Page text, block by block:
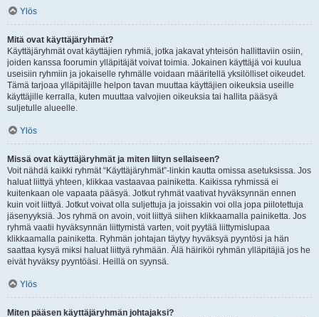
Ylös
Mitä ovat käyttäjäryhmät?
Käyttäjäryhmät ovat käyttäjien ryhmiä, jotka jakavat yhteisön hallittaviin osiin,
joiden kanssa foorumin ylläpitäjät voivat toimia. Jokainen käyttäjä voi kuulua
useisiin ryhmiin ja jokaiselle ryhmälle voidaan määritellä yksilölliset oikeudet.
Tämä tarjoaa ylläpitäjille helpon tavan muuttaa käyttäjien oikeuksia useille
käyttäjille kerralla, kuten muuttaa valvojien oikeuksia tai hallita pääsyä
suljetulle alueelle.
Ylös
Missä ovat käyttäjäryhmät ja miten liityn sellaiseen?
Voit nähdä kaikki ryhmät “Käyttäjäryhmät”-linkin kautta omissa asetuksissa. Jos
haluat liittyä yhteen, klikkaa vastaavaa painiketta. Kaikissa ryhmissä ei
kuitenkaan ole vapaata pääsyä. Jotkut ryhmät vaativat hyväksynnän ennen
kuin voit liittyä. Jotkut voivat olla suljettuja ja joissakin voi olla jopa piilotettuja
jäsenyyksiä. Jos ryhmä on avoin, voit liittyä siihen klikkaamalla painiketta. Jos
ryhmä vaatii hyväksynnän liittymistä varten, voit pyytää liittymislupaa
klikkaamalla painiketta. Ryhmän johtajan täytyy hyväksyä pyyntösi ja hän
saattaa kysyä miksi haluat liittyä ryhmään. Älä häiriköi ryhmän ylläpitäjiä jos he
eivät hyväksy pyyntöäsi. Heillä on syynsä.
Ylös
Miten pääsen käyttäjäryhmän johtajaksi?